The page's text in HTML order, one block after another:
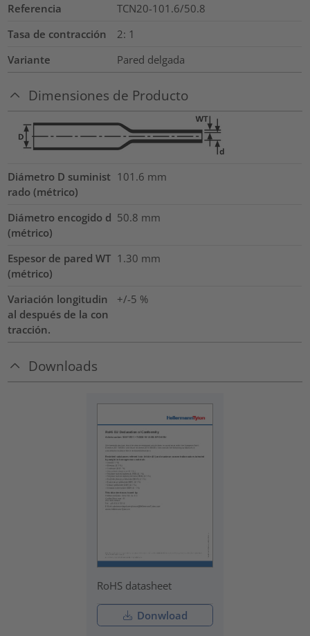
Referencia
TCN20-101.6/50.8
Tasa de contracción
2: 1
Variante
Pared delgada
Dimensiones de Producto
Diámetro D suminist
rado (métrico)
101.6 mm
Diámetro encogido d
(métrico)
50.8 mm
Espesor de pared WT
(métrico)
1.30 mm
Variación longitudin
al después de la con
tracción.
+/-5 %
Downloads
RoHS datasheet
Donwload